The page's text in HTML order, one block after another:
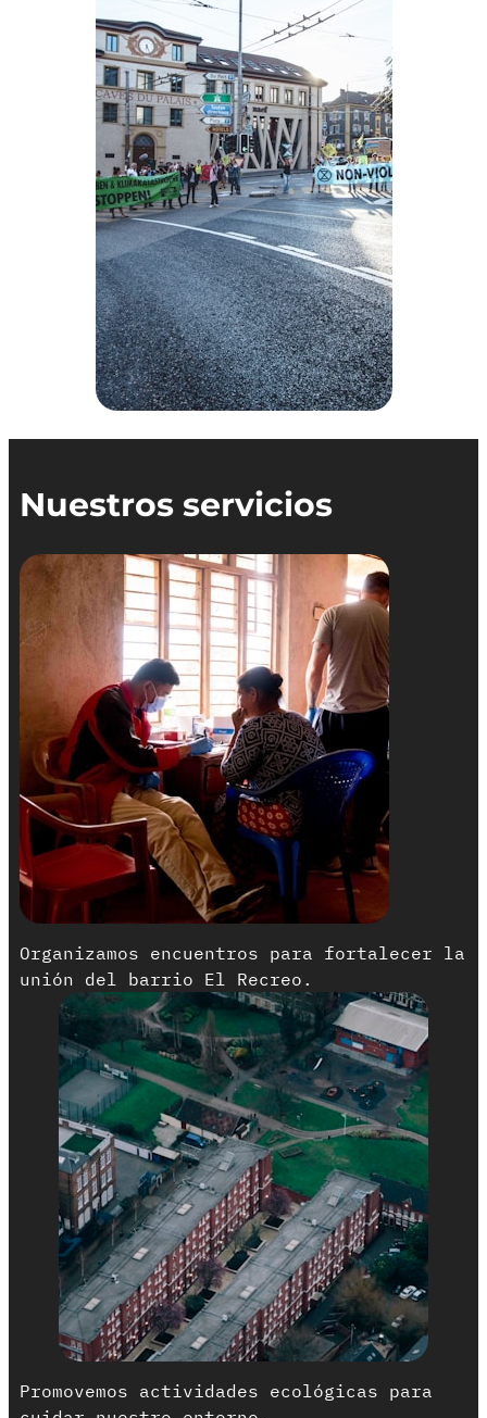
Nuestros servicios
Organizamos encuentros para fortalecer la
unión del barrio El Recreo.
Promovemos actividades ecológicas para